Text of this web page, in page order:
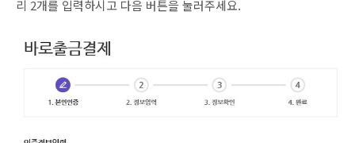
리 2개를 입력하시고 다음 버튼을 눌러주세요.